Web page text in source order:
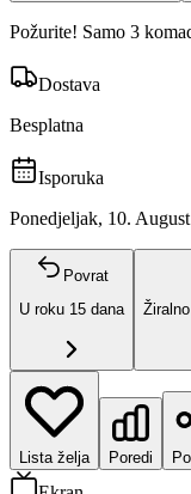
Požurite! Samo 3
Dostava
Besplatna
Isporuka
Ponedjeljak, 10.
Povrat
U roku 15 dana
Lista želja Poredi